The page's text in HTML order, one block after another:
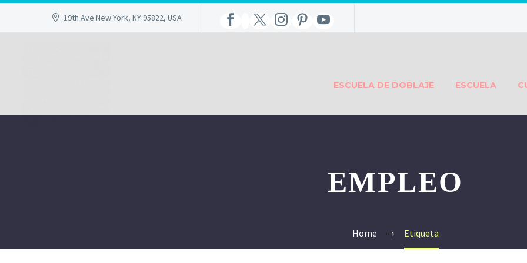
19th Ave New York, NY 95822, USA
ESCUELA DE DOBLAJE ESCUELA
EMPLEO
Home Etiqueta